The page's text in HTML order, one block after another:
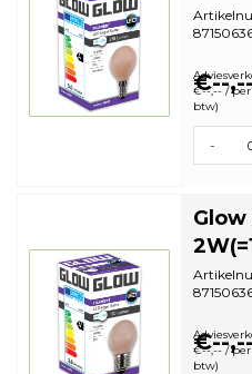
€--
€--,-- /
btw)
-
Glow
€--
€--,-- /
btw)